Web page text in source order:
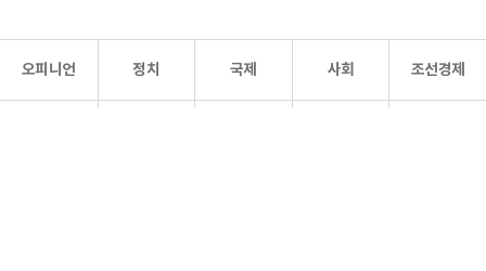
오피니언 정치 국제 사회 조선경제